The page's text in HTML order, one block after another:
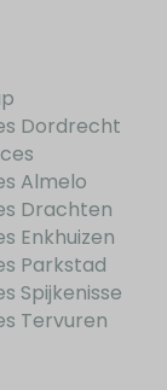
Dordrecht
Almelo
Drachten
Enkhuizen
Parkstad
Spijkenisse
Tervuren